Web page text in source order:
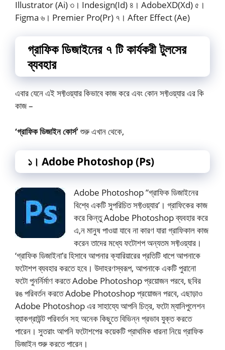
Illustrator (Ai) ৩। Indesign(Id) ৪। AdobeXD(Xd) ৫।
Figma ৬। Premier Pro(Pr) ৭। After Effect (Ae)
গ্রাফিক ডিজাইনের ৭ টি কার্যকরী টুলসের
ব্যবহার
এবার যেনে এই সফ্টওয়্যার কিভাবে কাজ করে এবং কোন সফ্টওয়্যার এর কি
কাজ –
‘গ্রাফিক ডিজাইন কোর্স’শুরু এখান থেকে,
১। Adobe Photoshop (Ps)
Adobe Photoshop ”গ্রাফিক ডিজাইনের
বিশ্বে একটি সুপরিচিত সফ্টওয়্যার’। গ্রাফিকের কাজ
করে কিন্তু Adobe Photoshop ব্যবহার করে
এ,ন মানুষ পাওয়া যাবে না কারণ যারা গ্রাফিকাল কাজ
করেন তাদের মধ্যে ফটোশপ অন্যতম সফ্টওয়্যার।
‘গ্রাফিক ডিজাইনা’র হিসাবে আপনার ক্যারিয়ারের প্রতিটি ধাপে আপনাকে
ফটোশপ ব্যবহার করতে হবে। উদাহরণস্বরূপ, আপনাকে একটি পুরানো
ফটো পুনর্নির্মাণ করতে Adobe Photoshop প্রয়োজন পরবে, ছবির
রঙ পরিবর্তন করতে Adobe Photoshop প্রয়োজন পরবে, এছাড়াও
Adobe Photoshop এর সাহায্যে আপনি চিত্র, ফটো ম্যানিপুলেশন
ব্যাকগ্রাউন্ট পরিবর্তন সহ অনেক কিছুতে বিভিন্ন প্রভাব যুক্ত করতে
পারেন। সুতরাং আপনি ফটোশপের কয়েকটি প্রাথমিক ধারনা নিয়ে গ্রাফিক
ডিজাইন শুরু করতে পারেন।